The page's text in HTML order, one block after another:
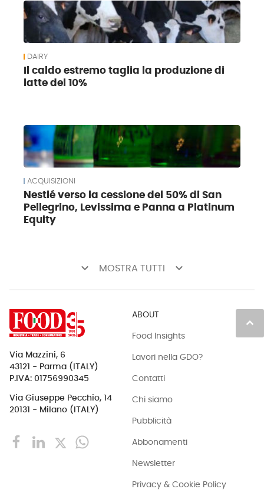
DAIRY
Il caldo estremo taglia la produzione di
latte del 10%
ACQUISIZIONI
Nestlé verso la cessione del 50% di San
Pellegrino, Levissima e Panna a Platinum
Equity
keyboard_arrow_down MOSTRA TUTTI keyboard_arrow_down
keyboard_arrow_up
Via Mazzini, 6
43121 - Parma (ITALY)
P.IVA: 01756990345
Via Giuseppe Pecchio, 14
20131 - Milano (ITALY)
ABOUT
Food Insights
Lavori nella GDO?
Contatti
Chi siamo
Pubblicità
Abbonamenti
Newsletter
Privacy & Cookie Policy